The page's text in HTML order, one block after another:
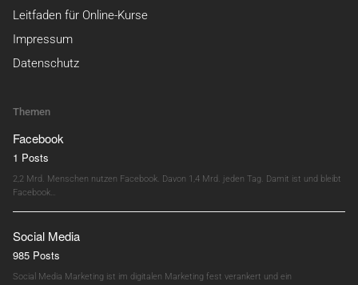
Leitfaden für Online-Kurse
Impressum
Datenschutz
Themen
Facebook
1 Posts
2,2 Mrd. Menschen nutzen Facebook. Davon 1,4 Mrd. jeden Tag. Damit ist und bleibt
Facebook…
Social Media
985 Posts
Social Media Marketing ist im digitalen Marketing fest verankert und ein